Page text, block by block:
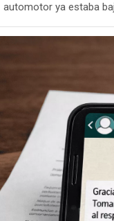
automotor ya estaba